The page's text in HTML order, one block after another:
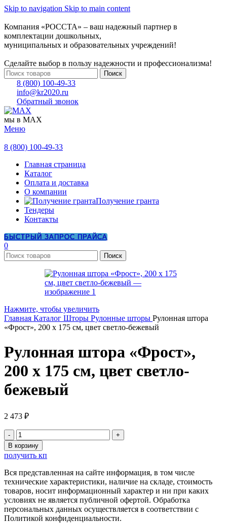
Skip to navigation Skip to main content
Компания «РОССТА» – ваш надежный партнер в
комплектации дошкольных,
муниципальных и образовательных учреждений!
Сделайте выбор в пользу надежности и профессионализма!
Поиск
8 (800) 100-49-33
info@kr2020.ru
Обратный звонок
мы в MAX
Меню
8 (800) 100-49-33
Главная страница
Каталог
Оплата и доставка
О компании
Получение гранта
Тендеры
Контакты
БЫСТРЫЙ ЗАПРОС ПРАЙСА
0
Поиск
Нажмите, чтобы увеличить
Главная Каталог Шторы Рулонные шторы Рулонная штора
«Фрост», 200 х 175 см, цвет светло-бежевый
Рулонная штора «Фрост»,
200 х 175 см, цвет светло-
бежевый
2 473 ₽
Количество
товара
Рулонная
штора
«Фрост»,
200
х
175
см,
цвет
В корзину
получить кп
Вся представленная на сайте информация, в том числе
технические характеристики, наличие на складе, стоимость
товаров, носит информационный характер и ни при каких
условиях не является публичной офертой. Обработка
персональных данных осуществляется в соответствии с
Политикой конфиденциальности.